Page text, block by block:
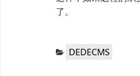
了。
分 DEDECMS